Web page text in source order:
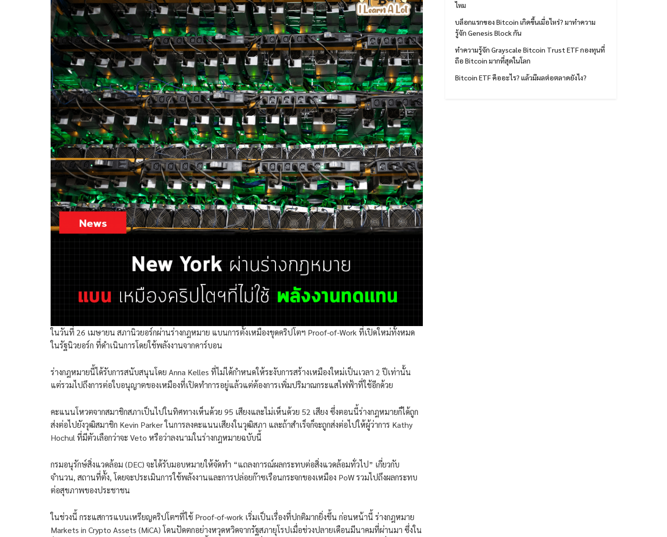
ในวันที่ 26 เมษายน สภานิวยอร์กผ่านร่างกฎหมาย แบนการตั้งเหมืองขุดคริปโตฯ Proof-of-Work ที่เปิดใหม่ทั้งหมด
ในรัฐนิวยอร์ก ที่ดำเนินการโดยใช้พลังงานจากคาร์บอน
ร่างกฎหมายนี้ได้รับการสนับสนุนโดย Anna Kelles ที่ไม่ได้กำหนดให้ระงับการสร้างเหมืองใหม่เป็นเวลา 2 ปีเท่านั้น
แต่รวมไปถึงการต่อใบอนุญาตของเหมืองที่เปิดทำการอยู่แล้วแต่ต้องการเพิ่มปริมาณกระแสไฟฟ้าที่ใช้อีกด้วย
คะแนนโหวตจากสมาชิกสภาเป็นไปในทิศทางเห็นด้วย 95 เสียงและไม่เห็นด้วย 52 เสียง ซึ่งตอนนี้ร่างกฎหมายก็ได้ถูก
ส่งต่อไปยังวุฒิสมาชิก Kevin Parker ในการลงคะแนนเสียงในวุฒิสภา และถ้าสำเร็จก็จะถูกส่งต่อไปให้ผู้ว่าการ Kathy
Hochul ที่มีตัวเลือกว่าจะ Veto หรือว่าลงนามในร่างกฎหมายฉบับนี้
กรมอนุรักษ์สิ่งแวดล้อม (DEC) จะได้รับมอบหมายให้จัดทำ “แถลงการณ์ผลกระทบต่อสิ่งแวดล้อมทั่วไป” เกี่ยวกับ
จำนวน, สถานที่ตั้ง, โดยจะประเมินการใช้พลังงานและการปล่อยก๊าซเรือนกระจกของเหมือง PoW รวมไปถึงผลกระทบ
ต่อสุขภาพของประชาชน
ในช่วงนี้ กระแสการแบนเหรียญคริปโตฯที่ใช้ Proof-of-work เริ่มเป็นเรื่องที่ปกติมากยิ่งขึ้น ก่อนหน้านี้ ร่างกฎหมาย
Markets in Crypto Assets (MiCA) โดนปัดตกอย่างหวุดหวิดจากรัฐสภายุโรปเมื่อช่วงปลายเดือนมีนาคมที่ผ่านมา ซึ่งใน
ไหม
บล็อกแรกของ Bitcoin เกิดขึ้นเมื่อไหร่? มาทำความ
รู้จัก Genesis Block กัน
ทำความรู้จัก Grayscale Bitcoin Trust ETF กองทุนที่
ถือ Bitcoin มากที่สุดในโลก
Bitcoin ETF คืออะไร? แล้วมีผลต่อตลาดยังไง?